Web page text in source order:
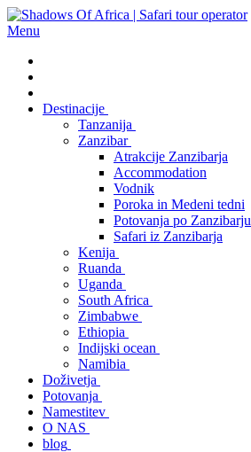
Menu
Destinacije
Tanzanija
Zanzibar
Atrakcije Zanzibarja
Accommodation
Vodnik
Poroka in Medeni tedni
Potovanja po Zanzibarju
Safari iz Zanzibarja
Kenija
Ruanda
Uganda
South Africa
Zimbabwe
Ethiopia
Indijski ocean
Namibia
Doživetja
Potovanja
Namestitev
O NAS
blog